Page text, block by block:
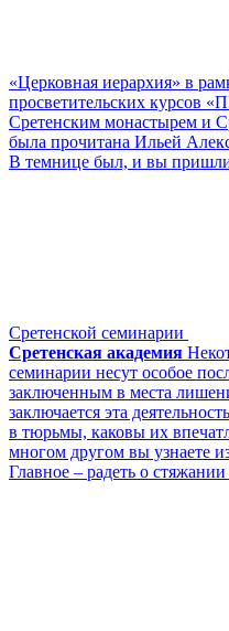
«Церковная иерархия» в
просветительских
Сретенским монастырем и
была прочитана Ильей
В темнице был, и вы
Сретенской семинарии
Сретенская академия
семинарии несут особое
заключенным в места
заключается эта
в тюрьмы, каковы их
многом другом вы узнаете
Главное – радеть о